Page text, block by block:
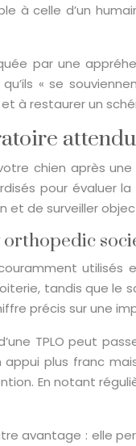
à celle d’un
par une
« se
à restaurer un
chien après
pour évaluer
et de surveiller
orthopedic
utilisés
tandis que
précis sur une
TPLO peut
plus franc
En notant
avantage : elle